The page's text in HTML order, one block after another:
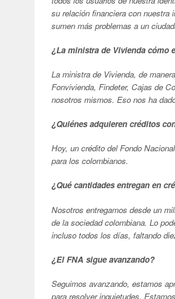
su relación financiera con nuestra
sumen más problemas a un
¿La ministra de Vivienda cómo
La ministra de Vivienda, de
Fonvivienda, Findeter, Cajas de
nosotros mismos. Eso nos ha
¿Quiénes adquieren créditos
Hoy, un crédito del Fondo
para los colombianos.
¿Qué cantidades entregan en
Nosotros entregamos desde un
de la sociedad colombiana. Lo
incluso todos los días, faltando
¿El FNA sigue avanzando?
Seguimos avanzando, estamos
para resolver inquietudes.